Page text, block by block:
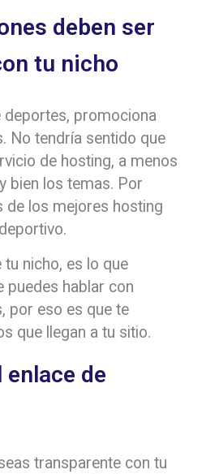
deben ser
tu nicho
deportes, promociona
No tendría sentido que
de hosting, a menos
bien los temas. Por
de los mejores hosting
nicho, es lo que
puedes hablar con
por eso es que te
que llegan a tu sitio.
de
transparente con tu